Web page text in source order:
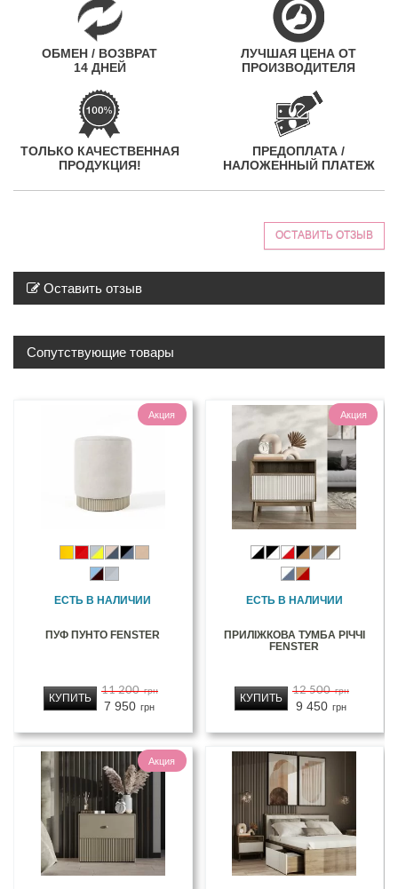
ОБМЕН / ВОЗВРАТ
14 ДНЕЙ
ЛУЧШАЯ ЦЕНА ОТ
ПРОИЗВОДИТЕЛЯ
ТОЛЬКО КАЧЕСТВЕННАЯ
ПРОДУКЦИЯ!
ПРЕДОПЛАТА /
НАЛОЖЕННЫЙ ПЛАТЕЖ
ОСТАВИТЬ ОТЗЫВ
Оставить отзыв
Сопутствующие товары
Акция
ЕСТЬ В НАЛИЧИИ
ПУФ ПУНТО FENSTER
11 200 грн
7 950 грн
КУПИТЬ
Акция
ЕСТЬ В НАЛИЧИИ
ПРИЛІЖКОВА ТУМБА РІЧЧІ
FENSTER
12 500 грн
9 450 грн
КУПИТЬ
Акция